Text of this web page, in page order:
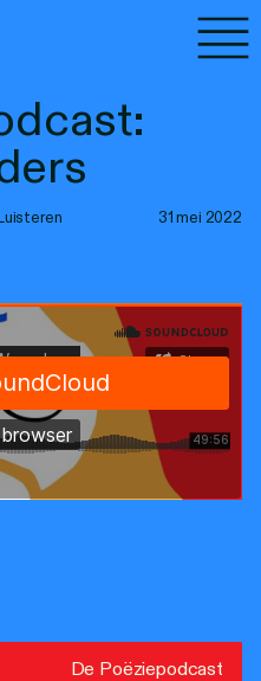
Luisteren 31 mei 2022
De Poëziepodcast